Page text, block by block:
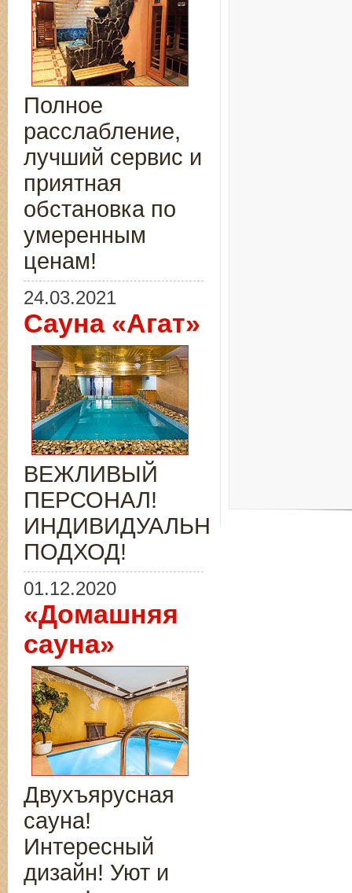
Полное
расслабление,
лучший сервис и
приятная
обстановка по
умеренным
ценам!
24.03.2021
Сауна «Агат»
ВЕЖЛИВЫЙ
ПЕРСОНАЛ!
ИНДИВИДУАЛЬНЫЙ
ПОДХОД!
01.12.2020
«Домашняя
сауна»
Двухъярусная
сауна!
Интересный
дизайн! Уют и